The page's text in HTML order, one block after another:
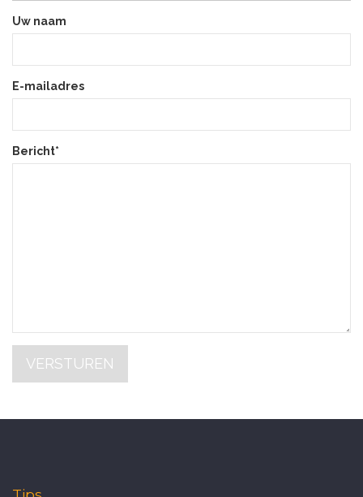
Uw naam
E-mailadres
Bericht*
VERSTUREN